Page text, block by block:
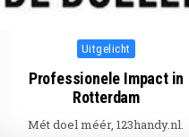
Posted in
Uitgelicht
Professionele Impact in
Rotterdam
Mét doel méér, 123handy.nl.